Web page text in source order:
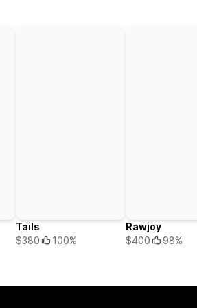
Tails
$380
100%
Rawjoy
$400
98%